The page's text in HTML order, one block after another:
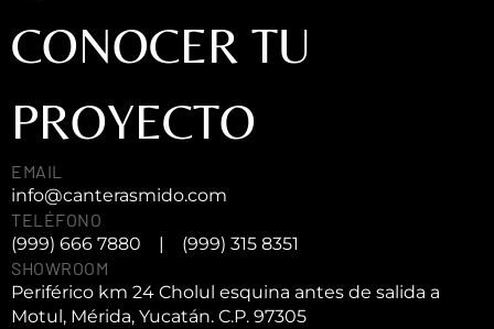
CONOCER TU
PROYECTO
EMAIL
info@canterasmido.com
TELÉFONO
(999) 666 7880
|
(999) 315 8351
SHOWROOM
Periférico km 24 Cholul esquina antes de salida a
Motul, Mérida, Yucatán. C.P. 97305